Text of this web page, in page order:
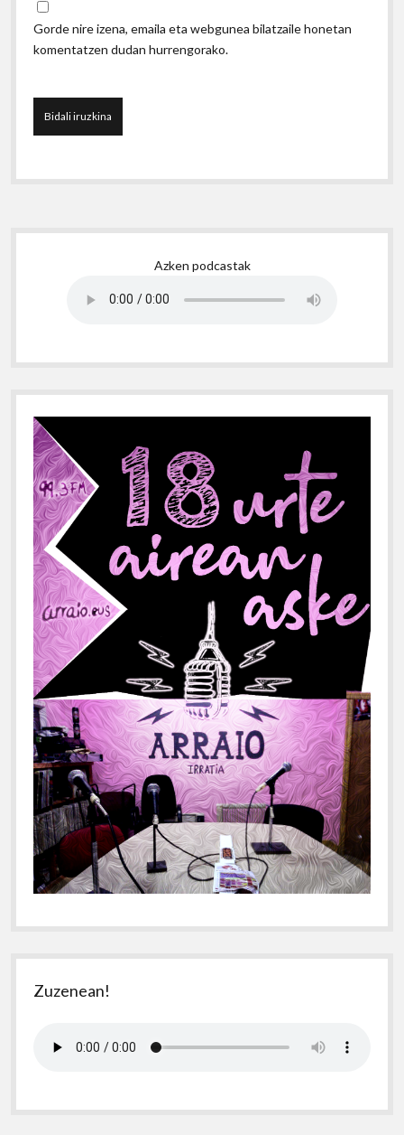
Gorde nire izena, emaila eta webgunea bilatzaile honetan
komentatzen dudan hurrengorako.
Sidebar
Azken podcastak
Zuzenean!